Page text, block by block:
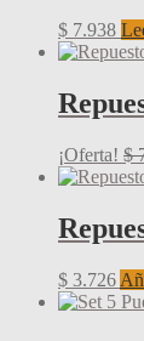
$ 7.938
¡Oferta! $
$ 3.726